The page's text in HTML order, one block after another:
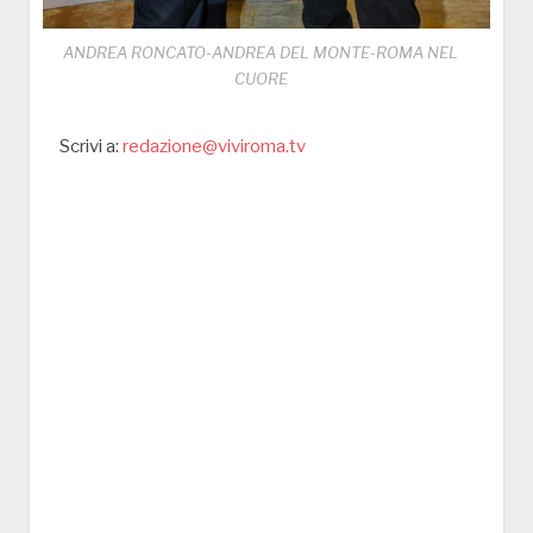
ANDREA RONCATO-ANDREA DEL MONTE-ROMA NEL
CUORE
Scrivi a: redazione@viviroma.tv